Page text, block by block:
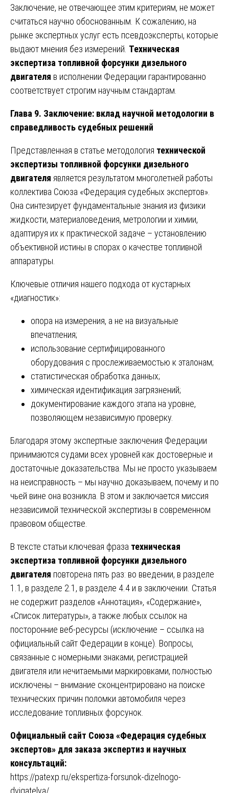
Заключение, не отвечающее этим критериям, не может
считаться научно обоснованным. К сожалению, на
рынке экспертных услуг есть псевдоэксперты, которые
выдают мнения без измерений. Техническая
экспертиза топливной форсунки дизельного
двигателя в исполнении Федерации гарантированно
соответствует строгим научным стандартам.
Глава 9. Заключение: вклад научной методологии в
справедливость судебных решений
Представленная в статье методология технической
экспертизы топливной форсунки дизельного
двигателя является результатом многолетней работы
коллектива Союза «Федерация судебных экспертов».
Она синтезирует фундаментальные знания из физики
жидкости, материаловедения, метрологии и химии,
адаптируя их к практической задаче – установлению
объективной истины в спорах о качестве топливной
аппаратуры.
Ключевые отличия нашего подхода от кустарных
«диагностик»:
опора на измерения, а не на визуальные
впечатления;
использование сертифицированного
оборудования с прослеживаемостью к эталонам;
статистическая обработка данных;
химическая идентификация загрязнений;
документирование каждого этапа на уровне,
позволяющем независимую проверку.
Благодаря этому экспертные заключения Федерации
принимаются судами всех уровней как достоверные и
достаточные доказательства. Мы не просто указываем
на неисправность – мы научно доказываем, почему и по
чьей вине она возникла. В этом и заключается миссия
независимой технической экспертизы в современном
правовом обществе.
В тексте статьи ключевая фраза техническая
экспертиза топливной форсунки дизельного
двигателя повторена пять раз: во введении, в разделе
1.1, в разделе 2.1, в разделе 4.4 и в заключении. Статья
не содержит разделов «Аннотация», «Содержание»,
«Список литературы», а также любых ссылок на
посторонние веб-ресурсы (исключение – ссылка на
официальный сайт Федерации в конце). Вопросы,
связанные с номерными знаками, регистрацией
двигателя или нечитаемыми маркировками, полностью
исключены – внимание сконцентрировано на поиске
технических причин поломки автомобиля через
исследование топливных форсунок.
Официальный сайт Союза «Федерация судебных
экспертов» для заказа экспертиз и научных
консультаций:
https://patexp.ru/ekspertiza-forsunok-dizelnogo-
dvigatelya/